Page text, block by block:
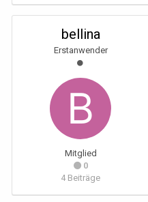
bellina
Erstanwender
Mitglied
0
4 Beiträge